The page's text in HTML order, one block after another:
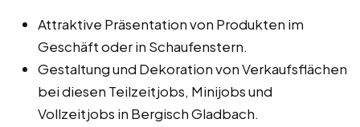
Attraktive Präsentation von Produkten im
Geschäft oder in Schaufenstern.
Gestaltung und Dekoration von Verkaufsflächen
bei diesen Teilzeitjobs, Minijobs und
Vollzeitjobs in Bergisch Gladbach.